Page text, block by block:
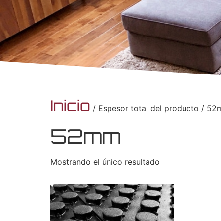
Inicio / Espesor total del producto /
52mm
Mostrando el único resultado